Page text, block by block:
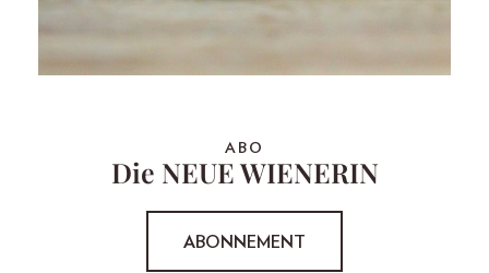
ABO
Die NEUE WIENERIN
ABONNEMENT